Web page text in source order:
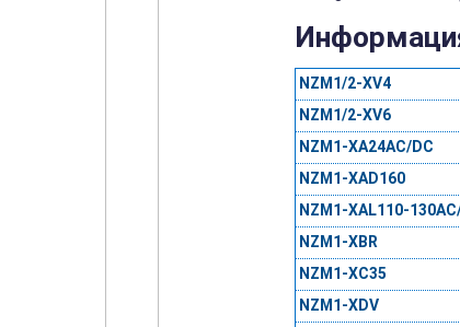
NZM1/2-XV4
NZM1/2-XV6
NZM1-XA24AC/DC
NZM1-XAD160
NZM1-XAL110-
NZM1-XBR
NZM1-XC35
NZM1-XDV